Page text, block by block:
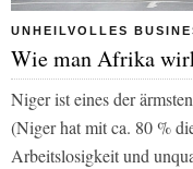
UNHEILVOLLES
Wie man Afrika
Niger ist eines der
(Niger hat mit ca. 80 %
Arbeitslosigkeit und